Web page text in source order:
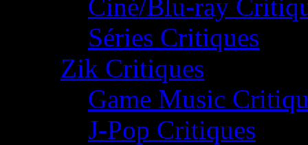
Ciné/Blu-ray
Séries Critiques
Zik Critiques
Game Music
J-Pop Critiques